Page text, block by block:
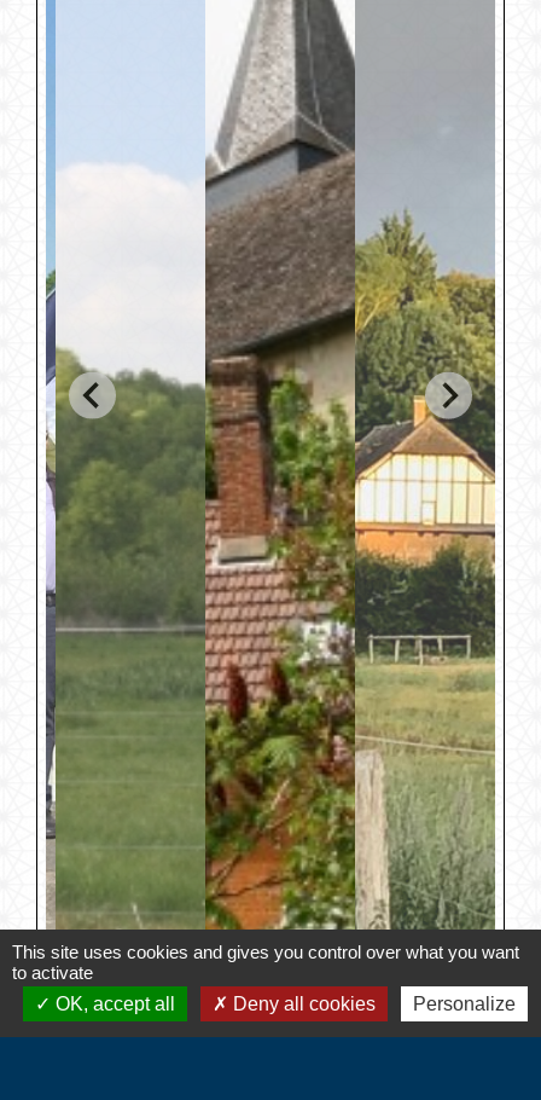
This site uses cookies and gives you control over what you want
to activate
OK, accept all
Deny all cookies Personalize